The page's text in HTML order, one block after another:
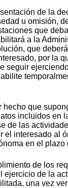
de la
u omisión,
que
a la
que
por la
seguir
hecho que
incluidos en
de las
el interesado al
en el plazo
de los
ejercicio de la
una vez